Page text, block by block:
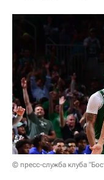
© пресс-служба клуба